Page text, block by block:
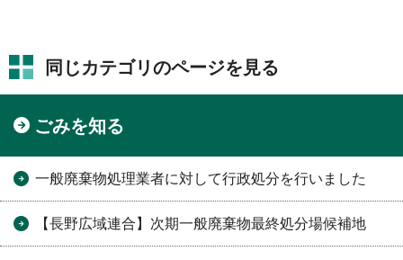
同じカテゴリのページを見る
ごみを知る
一般廃棄物処理業者に対して行政処分を行いました
【長野広域連合】次期一般廃棄物最終処分場候補地